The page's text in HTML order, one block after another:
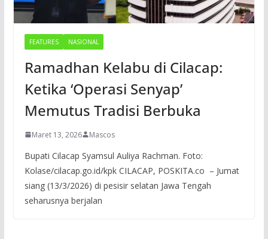
FEATURES NASIONAL
Ramadhan Kelabu di Cilacap:
Ketika ‘Operasi Senyap’
Memutus Tradisi Berbuka
Maret 13, 2026 Mascos
Bupati Cilacap Syamsul Auliya Rachman. Foto:
Kolase/cilacap.go.id/kpk CILACAP, POSKITA.co – Jumat
siang (13/3/2026) di pesisir selatan Jawa Tengah
seharusnya berjalan